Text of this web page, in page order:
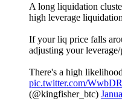
A long liquidation
high leverage
If your liq price falls
adjusting your
There's a high
pic.twitter.com/
(@kingfisher_btc)